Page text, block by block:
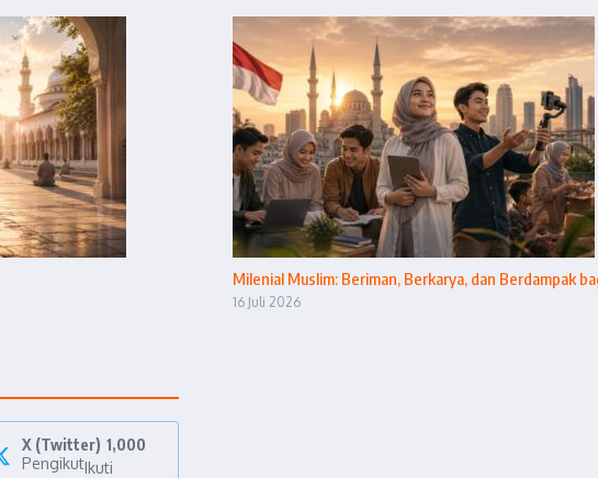
Milenial Muslim: Beriman, Berkarya, dan Berdampak
16 Juli 2026
X (Twitter) 1,000
PengikutIkuti